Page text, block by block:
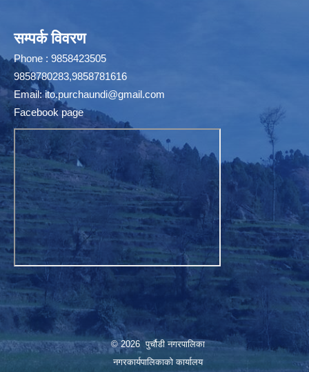
सम्पर्क विवरण
Phone : 9858423505
9858780283,9858781616
Email:ito.purchaundi@gmail.com
Facebook page
© 2026 पुर्चौडी नगरपालिका
नगरकार्यपालिकाकाे कार्यालय